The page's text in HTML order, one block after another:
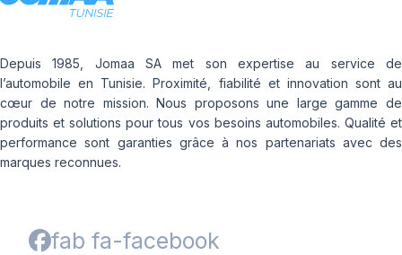
Depuis 1985, Jomaa SA met son expertise au service de
l’automobile en Tunisie. Proximité, fiabilité et innovation sont au
cœur de notre mission. Nous proposons une large gamme de
produits et solutions pour tous vos besoins automobiles. Qualité et
performance sont garanties grâce à nos partenariats avec des
marques reconnues.
fab fa-facebook